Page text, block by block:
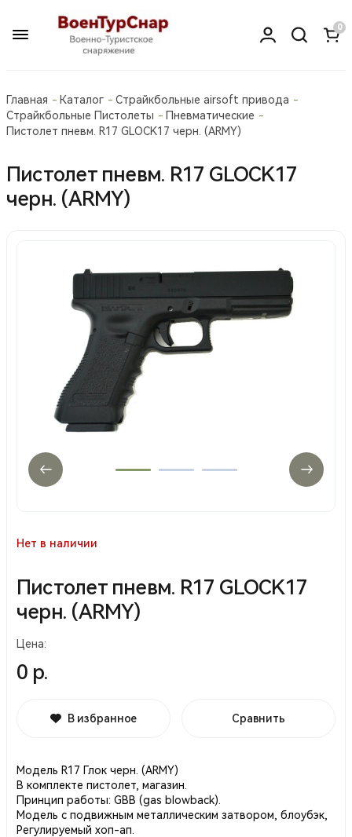
0
Главная Каталог
Страйкбольные airsoft привода
Страйкбольные Пистолеты
Пневматические
Пистолет пневм. R17 GLOCK17 черн. (ARMY)
Пистолет пневм. R17 GLOCK17
черн. (ARMY)
Нет в наличии
Пистолет пневм. R17 GLOCK17
черн. (ARMY)
Цена:
0 р.
В избранное Сравнить
Модель R17 Глок черн. (ARMY)
В комплекте пистолет, магазин.
Принцип работы: GBB (gas blowback).
Модель с подвижным металлическим затвором, блоубэк,
Регулируемый хоп-ап.